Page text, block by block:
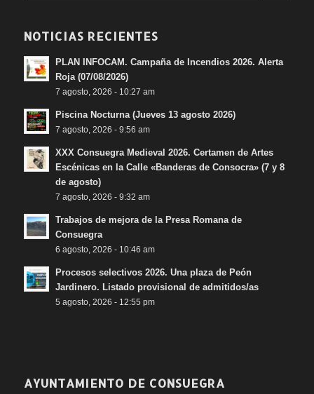
NOTICIAS RECIENTES
PLAN INFOCAM. Campaña de Incendios 2026. Alerta
Roja (07/08/2026)
7 agosto, 2026 - 10:27 am
Piscina Nocturna (Jueves 13 agosto 2026)
7 agosto, 2026 - 9:56 am
XXX Consuegra Medieval 2026. Certamen de Artes
Escénicas en la Calle «Banderas de Consocra» (7 y 8
de agosto)
7 agosto, 2026 - 9:32 am
Trabajos de mejora de la Presa Romana de
Consuegra
6 agosto, 2026 - 10:46 am
Procesos selectivos 2026. Una plaza de Peón
Jardinero. Listado provisional de admitidos/as
5 agosto, 2026 - 12:55 pm
AYUNTAMIENTO DE CONSUEGRA